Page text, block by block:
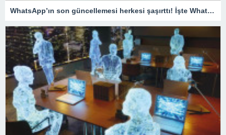
WhatsApp’ın son güncellemesi herkesi şaşırttı! İşte WhatsApp’tan şikayet etme özelliği